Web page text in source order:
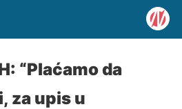
“Plaćamo da
za upis u